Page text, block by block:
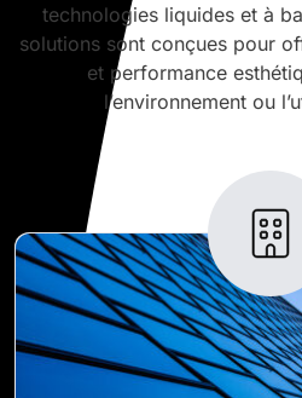
technologies liquides et à
solutions sont conçues pour
et performance
l’environnement ou